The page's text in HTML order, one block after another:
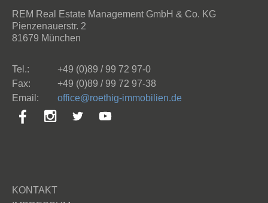
REM Real Estate Management GmbH & Co. KG
Pienzenauerstr. 2
81679 München
Tel.:
+49 (0)89 / 99 72 97-0
Fax:
+49 (0)89 / 99 72 97-38
Email:
ff c r th g- mm b n d
KONTAKT